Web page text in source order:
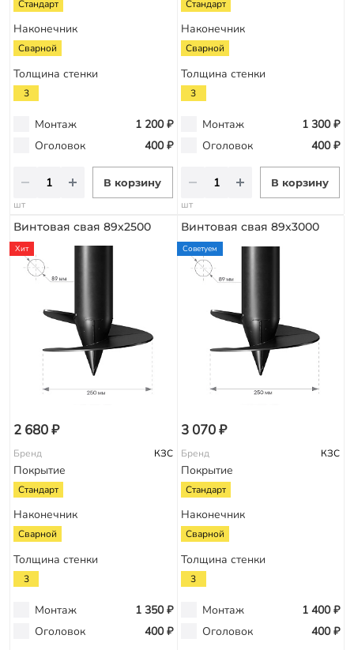
Стандарт
Наконечник
Сварной
Толщина стенки
3
Монтаж
1 200 ₽
Оголовок
400 ₽
В корзину
шт
Стандарт
Наконечник
Сварной
Толщина стенки
3
Монтаж
1 300 ₽
Оголовок
400 ₽
В корзину
шт
Винтовая свая 89х2500
Хит
2 680 ₽
Бренд КЗС
Покрытие
Стандарт
Наконечник
Сварной
Толщина стенки
3
Монтаж
1 350 ₽
Оголовок
400 ₽
Винтовая свая 89х3000
Советуем
3 070 ₽
Бренд КЗС
Покрытие
Стандарт
Наконечник
Сварной
Толщина стенки
3
Монтаж
1 400 ₽
Оголовок
400 ₽